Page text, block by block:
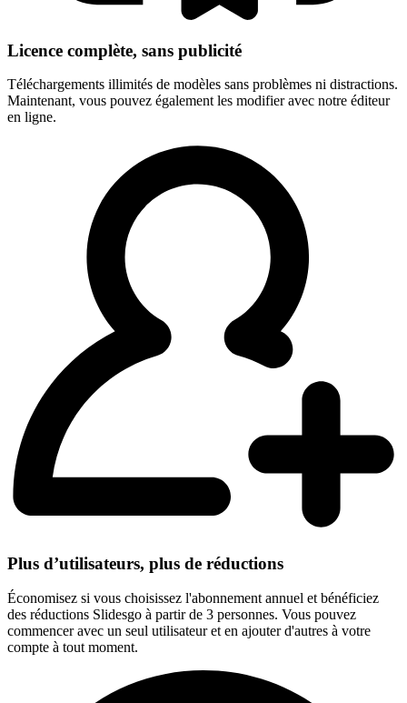
Licence complète, sans publicité
Téléchargements illimités de modèles sans problèmes ni distractions.
Maintenant, vous pouvez également les modifier avec notre éditeur
en ligne.
Plus d’utilisateurs, plus de réductions
Économisez si vous choisissez l'abonnement annuel et bénéficiez
des réductions Slidesgo à partir de 3 personnes. Vous pouvez
commencer avec un seul utilisateur et en ajouter d'autres à votre
compte à tout moment.